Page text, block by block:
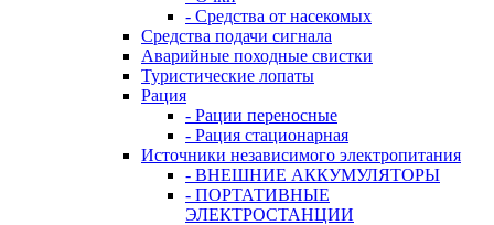
- Средства от насекомых
Средства подачи сигнала
Аварийные походные свистки
Туристические лопаты
Рация
- Рации переносные
- Рация стационарная
Источники независимого электропитания
- ВНЕШНИЕ АККУМУЛЯТОРЫ
- ПОРТАТИВНЫЕ
ЭЛЕКТРОСТАНЦИИ